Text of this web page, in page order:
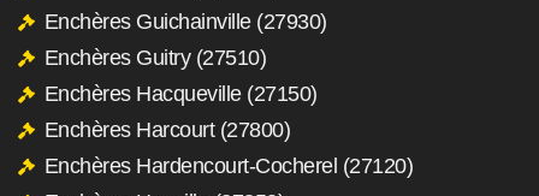
Enchères Guichainville (27930)
Enchères Guitry (27510)
Enchères Hacqueville (27150)
Enchères Harcourt (27800)
Enchères Hardencourt-Cocherel (27120)